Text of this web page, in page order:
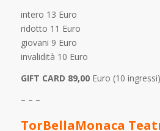
intero 13 Euro
ridotto 11 Euro
giovani 9 Euro
invalidità 10 Euro
GIFT CARD 89,00Euro (10 ingressi)
– – –
TorBellaMonaca